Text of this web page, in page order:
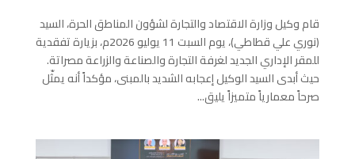
قام وكيل وزارة الاقتصاد والتجارة لشؤون المناطق الحرة، السيد
(نوري علي قطاطي)، يوم السبت 11 يوليو 2026م، بزيارة تفقدية
للمقر الإداري الجديد لغرفة التجارة والصناعة والزراعة مصراتة.
حيث أبدى السيد الوكيل إعجابه الشديد بالمبنى، مؤكداً أنه يمثّل
صرحاً معمارياً متميزاً يليق...